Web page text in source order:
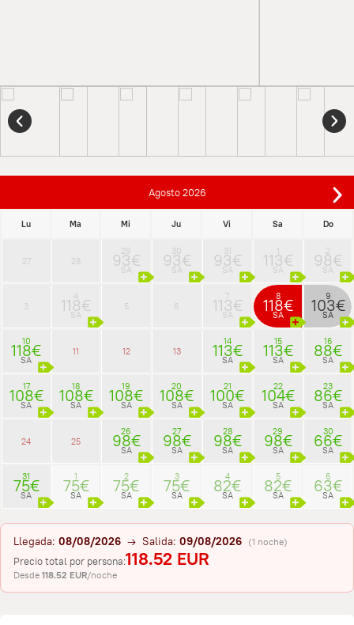
Agosto 2026
Lu Ma Mi Ju Vi Sa Do
27 28
29
93€
SA
30
93€
SA
31
93€
SA
1
113€
SA
2
98€
SA
3
4
118€
SA
5 6
7
113€
SA
8
118€
SA
9
103€
SA
10
118€
SA
11 12 13
14
113€
SA
15
113€
SA
16
88€
SA
17
108€
SA
18
108€
SA
19
108€
SA
20
108€
SA
21
100€
SA
22
104€
SA
23
86€
SA
24 25
26
98€
SA
27
98€
SA
28
98€
SA
29
98€
SA
30
66€
SA
31
75€
SA
1
75€
SA
2
75€
SA
3
75€
SA
4
82€
SA
5
82€
SA
6
63€
SA
Llegada: 08/08/2026 → Salida: 09/08/2026 (1 noche)
Precio total por persona:118.52 EUR
Desde 118.52 EUR/noche